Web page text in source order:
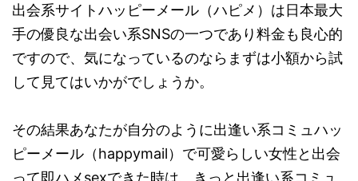
出会系サイトハッピーメール（ハピメ）は日本最大
手の優良な出会い系SNSの一つであり料金も良心的
ですので、気になっているのならまずは小額から試
して見てはいかがでしょうか。
その結果あなたが自分のように出逢い系コミュハッ
ピーメール（happymail）で可愛らしい女性と出会
って即ハメsexできた時は、きっと出逢い系コミュ